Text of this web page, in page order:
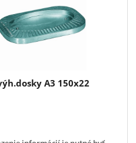
A3 150x22